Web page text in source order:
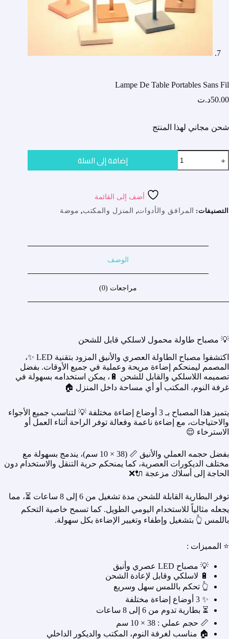
Lampe De Table Portables Sans Fil
50.00د.ت
شحن مجاني لهذا المنتج
Lampe
De
Fil
إضافة إلى السلة
أضف إلى القائمة
التصنيفات:
المرافق والأدوات, المنزل والمكتب, موضة
الوصف
مراجعات (0)
💡 مصباح طاولة محمول لاسلكي قابل للشحن
اكتشفوا مصباح الطاولة العصري والأنيق المزود بتقنية LED ✨،
المصمم ليمنحكم إضاءة مريحة وعملية في جميع الأوقات. بفضل
تصميمه اللاسلكي والقابل للشحن 🔋، يمكن استخدامه بسهولة في
غرفة النوم، المكتب أو أي مساحة داخل المنزل 🏠
يتميز هذا المصباح بـ 3 أوضاع إضاءة مختلفة 💡 لتناسب جميع الأجواء
والاحتياجات، مع إضاءة ناعمة وفعالة توفر الراحة أثناء العمل أو
الاسترخاء 😌
بفضل حجمه العملي والأنيق 📏 (38 × 10 سم)، يندمج بسهولة مع
مختلف الديكورات العصرية، كما يمنحكم حرية التنقل والاستخدام دون
الحاجة إلى أسلاك مزعجة 🔌❌
توفر البطارية القابلة للشحن مدة تشغيل من 6 إلى 8 ساعات ⏳، مما
يجعله مثالياً للاستخدام اليومي الطويل. كما تسمح خاصية التحكم
باللمس 👆 بتشغيل وإطفاء وتغيير الإضاءة بكل سهولة.
⭐ المميزات :
💡 مصباح LED عصري وأنيق
🔋 لاسلكي وقابل لإعادة الشحن
👆 تحكم باللمس سهل وسريع
✨ 3 أوضاع إضاءة مختلفة
⏳ بطارية تدوم من 6 إلى 8 ساعات
📏 حجم عملي : 38 × 10 سم
🏠 مناسب لغرفة النوم، المكتب والديكور الداخلي